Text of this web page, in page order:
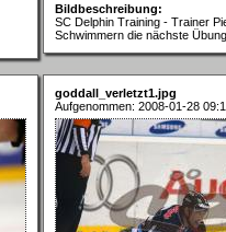
Bildbeschreibung:
SC Delphin Training - Trainer
Schwimmern die nächste Übung
goddall_verletzt1.jpg
Aufgenommen: 2008-01-28